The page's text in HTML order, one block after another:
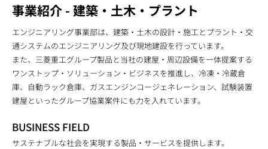
事業紹介 - 建築・土木・プラント
エンジニアリング事業部は、建築・土木の設計・施工とプラント・交
通システムのエンジニアリング及び現地建設を行っています。
また、三菱重工グループ製品と当社の建屋・周辺設備を一体提案する
ワンストップ・ソリューション・ビジネスを推進し、冷凍・冷蔵倉
庫、自動ラック倉庫、ガスエンジンコージェネレーション、試験装置
建屋といったグループ協業案件にも力を入れています。
BUSINESS FIELD
サステナブルな社会を実現する製品・サービスを提供します。